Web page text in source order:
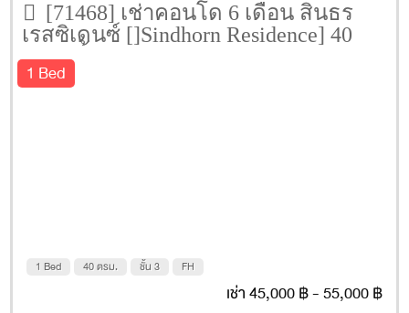
[71468] เช่าคอนโด 6 เดือน สินธร
เรสซิเดนซ์ []Sindhorn Residence] 40
ตรม. ชั้น 3
1 Bed
1 Bed 40 ตรม. ชั้น 3 FH
เช่า 45,000 ฿ - 55,000 ฿